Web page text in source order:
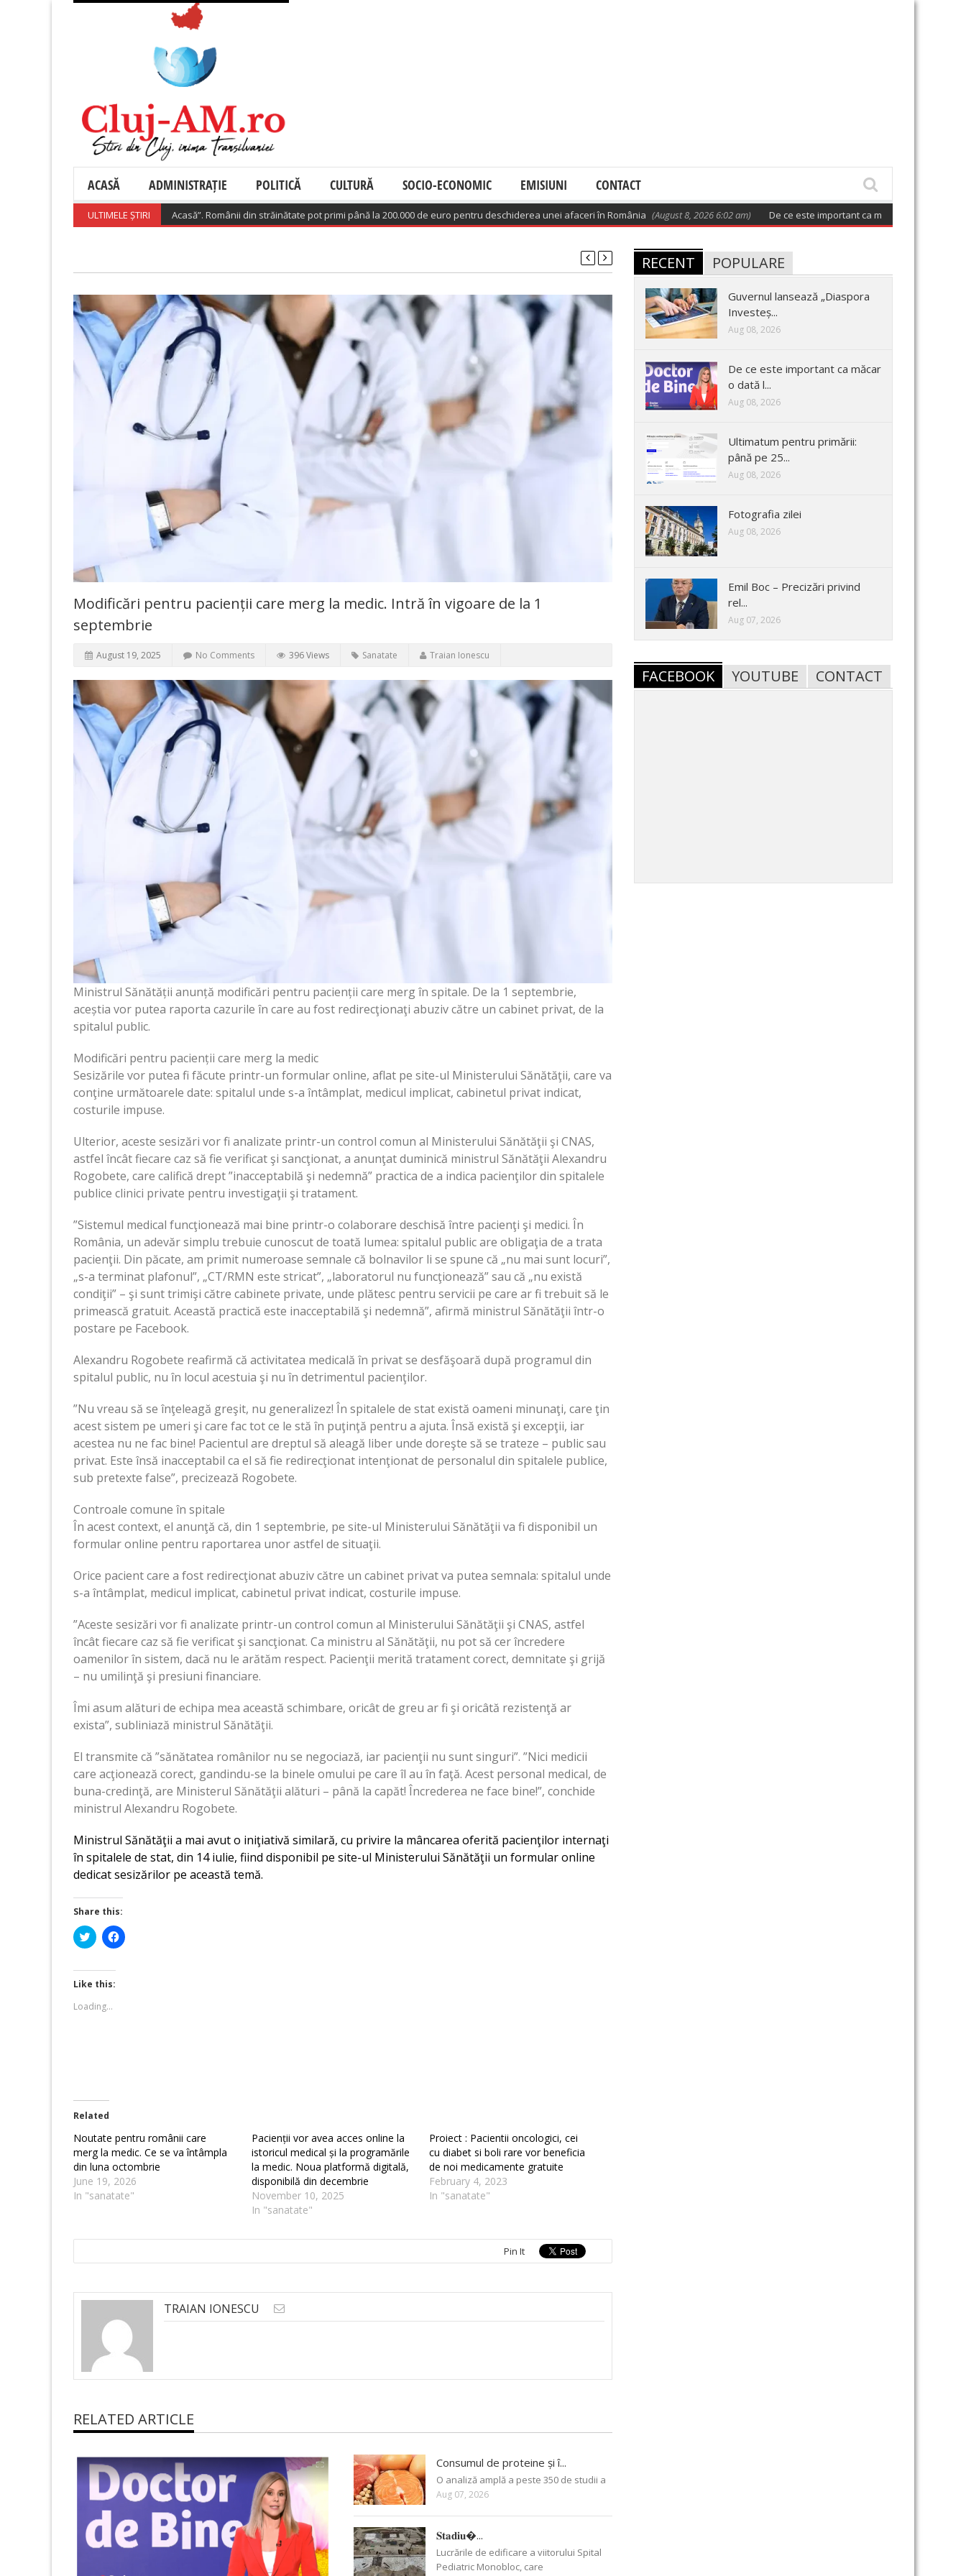
ACASĂ ADMINISTRAȚIE POLITICĂ CULTURĂ SOCIO-ECONOMIC EMISIUNI CONTACT
ULTIMELE ȘTIRI
„Diaspora Investește Acasă”. Românii din străinătate pot primi până la 200.000 de euro pentru deschiderea unei afaceri în România (August 8, 2026 6:02 am) De ce este important ca măcar o dată la două zile să
Modificări pentru pacienții care merg la medic. Intră în vigoare de la 1
septembrie
August 19, 2025 No Comments 396 Views Sanatate Traian Ionescu
Ministrul Sănătății anunță modificări pentru pacienții care merg în spitale. De la 1 septembrie,
aceștia vor putea raporta cazurile în care au fost redirecţionaţi abuziv către un cabinet privat, de la
spitalul public.
Modificări pentru pacienții care merg la medic
Sesizările vor putea fi făcute printr-un formular online, aflat pe site-ul Ministerului Sănătăţii, care va
conţine următoarele date: spitalul unde s-a întâmplat, medicul implicat, cabinetul privat indicat,
costurile impuse.
Ulterior, aceste sesizări vor fi analizate printr-un control comun al Ministerului Sănătăţii şi CNAS,
astfel încât fiecare caz să fie verificat şi sancţionat, a anunţat duminică ministrul Sănătăţii Alexandru
Rogobete, care califică drept ”inacceptabilă şi nedemnă” practica de a indica pacienţilor din spitalele
publice clinici private pentru investigaţii şi tratament.
”Sistemul medical funcţionează mai bine printr-o colaborare deschisă între pacienţi şi medici. În
România, un adevăr simplu trebuie cunoscut de toată lumea: spitalul public are obligaţia de a trata
pacienţii. Din păcate, am primit numeroase semnale că bolnavilor li se spune că „nu mai sunt locuri”,
„s-a terminat plafonul”, „CT/RMN este stricat”, „laboratorul nu funcţionează” sau că „nu există
condiţii” – şi sunt trimişi către cabinete private, unde plătesc pentru servicii pe care ar fi trebuit să le
primească gratuit. Această practică este inacceptabilă şi nedemnă”, afirmă ministrul Sănătăţii într-o
postare pe Facebook.
Alexandru Rogobete reafirmă că activitatea medicală în privat se desfăşoară după programul din
spitalul public, nu în locul acestuia şi nu în detrimentul pacienţilor.
”Nu vreau să se înţeleagă greşit, nu generalizez! În spitalele de stat există oameni minunaţi, care ţin
acest sistem pe umeri şi care fac tot ce le stă în puţinţă pentru a ajuta. Însă există şi excepţii, iar
acestea nu ne fac bine! Pacientul are dreptul să aleagă liber unde doreşte să se trateze – public sau
privat. Este însă inacceptabil ca el să fie redirecţionat intenţionat de personalul din spitalele publice,
sub pretexte false”, precizează Rogobete.
Controale comune în spitale
În acest context, el anunţă că, din 1 septembrie, pe site-ul Ministerului Sănătăţii va fi disponibil un
formular online pentru raportarea unor astfel de situaţii.
Orice pacient care a fost redirecţionat abuziv către un cabinet privat va putea semnala: spitalul unde
s-a întâmplat, medicul implicat, cabinetul privat indicat, costurile impuse.
”Aceste sesizări vor fi analizate printr-un control comun al Ministerului Sănătăţii şi CNAS, astfel
încât fiecare caz să fie verificat şi sancţionat. Ca ministru al Sănătăţii, nu pot să cer încredere
oamenilor în sistem, dacă nu le arătăm respect. Pacienţii merită tratament corect, demnitate şi grijă
– nu umilinţă şi presiuni financiare.
Îmi asum alături de echipa mea această schimbare, oricât de greu ar fi şi oricâtă rezistenţă ar
exista”, subliniază ministrul Sănătăţii.
El transmite că ”sănătatea românilor nu se negociază, iar pacienţii nu sunt singuri”. ”Nici medicii
care acţionează corect, gandindu-se la binele omului pe care îl au în faţă. Acest personal medical, de
buna-credinţă, are Ministerul Sănătăţii alături – până la capăt! Încrederea ne face bine!”, conchide
ministrul Alexandru Rogobete.
Ministrul Sănătăţii a mai avut o iniţiativă similară, cu privire la mâncarea oferită pacienţilor internaţi
în spitalele de stat, din 14 iulie, fiind disponibil pe site-ul Ministerului Sănătăţii un formular online
dedicat sesizărilor pe această temă.
Share this:
Click
to
Twitter
(Opens
in
new
window)
Click
to
Like this:
Loading...
Related
Noutate pentru românii care
merg la medic. Ce se va întâmpla
din luna octombrie
June 19, 2026
In "sanatate"
Pacienții vor avea acces online la
istoricul medical și la programările
la medic. Noua platformă digitală,
disponibilă din decembrie
November 10, 2025
In "sanatate"
Proiect : Pacientii oncologici, cei
cu diabet si boli rare vor beneficia
de noi medicamente gratuite
February 4, 2023
In "sanatate"
Pin It
TRAIAN IONESCU
RELATED ARTICLE
Consumul de proteine și î...
O analiză amplă a peste 350 de studii a
Aug 07, 2026
𝐒𝐭𝐚𝐝𝐢𝐮�...
Lucrările de edificare a viitorului Spital
Pediatric Monobloc, care
RECENT POPULARE
Guvernul lansează „Diaspora
Investeș...
Aug 08, 2026
De ce este important ca măcar
o dată l...
Aug 08, 2026
Ultimatum pentru primării:
până pe 25...
Aug 08, 2026
Fotografia zilei
Aug 08, 2026
Emil Boc – Precizări privind
rel...
Aug 07, 2026
FACEBOOK YOUTUBE CONTACT